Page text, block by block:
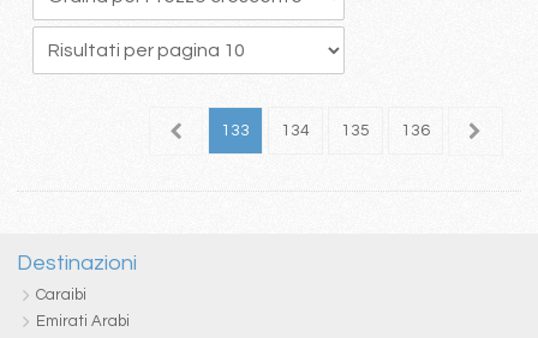
132 133 134 135 136 137
Destinazioni
Caraibi
Emirati Arabi